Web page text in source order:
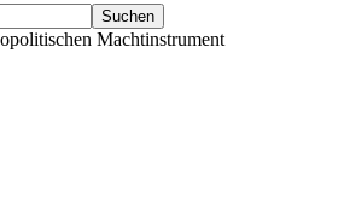
Machtinstrument